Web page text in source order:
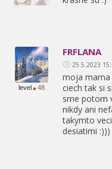
level 48
FRFLANA
25.5.2023
moja mama
ciech tak si
sme potom
nikdy ani
takymto
desiatimi :)))